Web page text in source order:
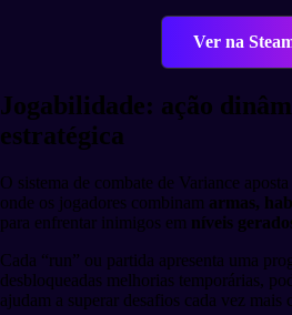
Ver na
Jogabilidade: ação
estratégica
O sistema de combate de Variance aposta
onde os jogadores combinam armas,
para enfrentar inimigos em níveis
Cada “run” ou partida apresenta uma
desbloqueadas melhorias temporárias,
ajudam a superar desafios cada vez mais